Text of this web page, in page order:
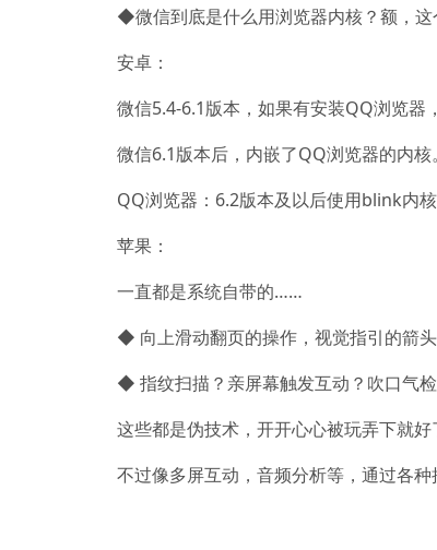
◆微信到底是什么用浏览器内核？额，这
安卓：
微信5.4-6.1版本，如果有安装QQ浏览器
微信6.1版本后，内嵌了QQ浏览器的内核。
QQ浏览器：6.2版本及以后使用blink内
苹果：
一直都是系统自带的……
◆ 向上滑动翻页的操作，视觉指引的箭
◆ 指纹扫描？亲屏幕触发互动？吹口气
这些都是伪技术，开开心心被玩弄下就好
不过像多屏互动，音频分析等，通过各